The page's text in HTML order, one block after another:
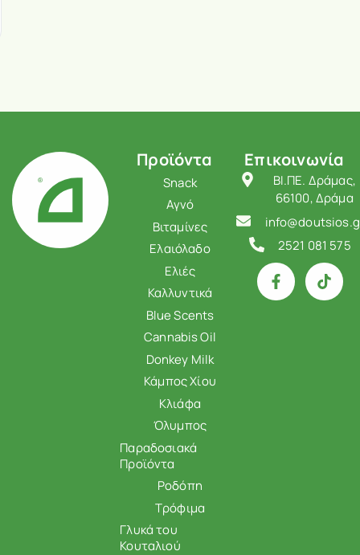
Προϊόντα
Snack
Αγνό
Βιταμίνες
Ελαιόλαδο
Ελιές
Καλλυντικά
Blue Scents
Cannabis Oil
Donkey Milk
Κάμπος Χίου
Κλιάφα
Όλυμπος
Παραδοσιακά
Προϊόντα
Ροδόπη
Τρόφιμα
Γλυκά του
Κουταλιού
Επικοινωνία
ΒΙ.ΠΕ. Δράμας,
66100, Δράμα
2521 081 575